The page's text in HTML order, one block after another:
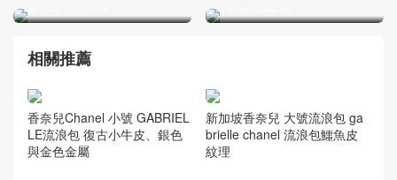
相關推薦
香奈兒Chanel 小號 GABRIEL
LE流浪包 復古小牛皮、銀色
與金色金屬
新加坡香奈兒 大號流浪包 ga
brielle chanel 流浪包鱷魚皮
紋理